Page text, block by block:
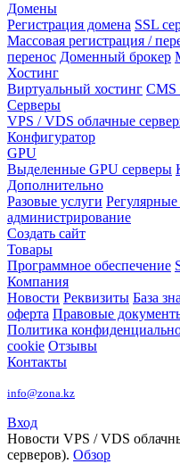
Домены
Регистрация домена SSL
Массовая регистрация /
перенос Доменный брокер
Хостинг
Виртуальный хостинг CMS
Серверы
VPS / VDS облачные
Конфигуратор
GPU
Выделенные GPU серверы
Дополнительно
Разовые услуги Регулярные
администрирование
Создать сайт
Товары
Программное обеспечение
Компания
Новости Реквизиты База
оферта Правовые
Политика
cookie Отзывы
Контакты
info@zona.kz
Вход
Новости VPS / VDS
серверов). Обзор